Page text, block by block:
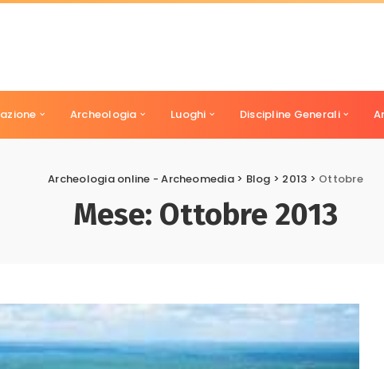
Archeologia Luoghi Discipline Generali
Archeologia online - Archeomedia> Blog > 2013 > Ottobre
Mese: Ottobre 2013